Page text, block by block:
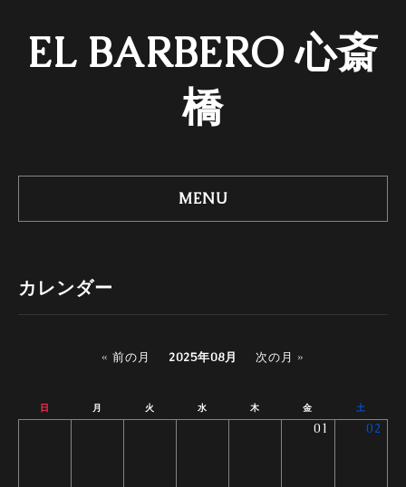
EL BARBERO 心斎
橋
MENU
カレンダー
« 前の月 2025年08月 次の月 »
日 月 火 水 木 金 土
01 02